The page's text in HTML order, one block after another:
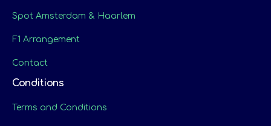
Spot Amsterdam & Haarlem
F1 Arrangement
Contact
Conditions
Terms and Conditions